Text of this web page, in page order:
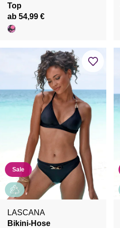
Top
ab 54,99 €
Sale
LASCANA
Bikini-Hose